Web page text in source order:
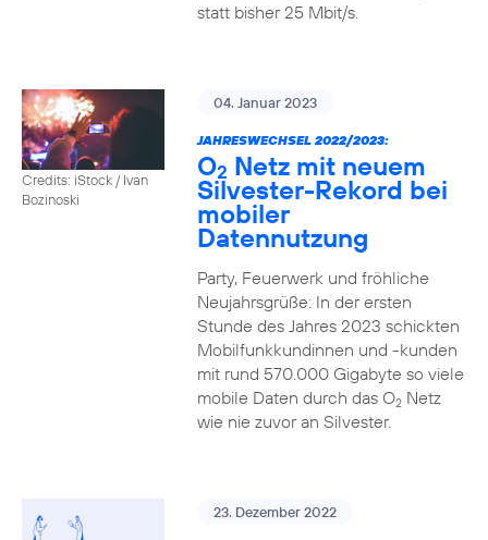
statt bisher 25 Mbit/s.
Credits: iStock / Ivan
Bozinoski
04. Januar 2023
JAHRESWECHSEL 2022/2023:
O2 Netz mit neuem
Silvester-Rekord bei
mobiler
Datennutzung
Party, Feuerwerk und fröhliche
Neujahrsgrüße: In der ersten
Stunde des Jahres 2023 schickten
Mobilfunkkundinnen und -kunden
mit rund 570.000 Gigabyte so viele
mobile Daten durch das O2Netz
wie nie zuvor an Silvester.
23. Dezember 2022